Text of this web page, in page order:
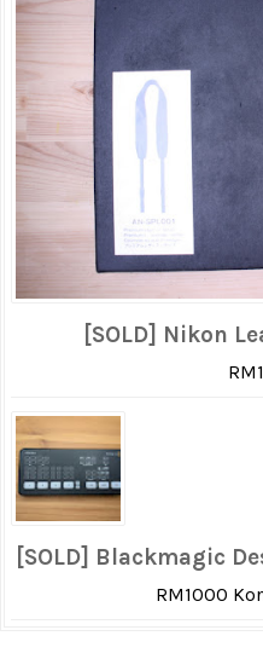
[SOLD] Nikon
[SOLD] Blackmagic
RM1000